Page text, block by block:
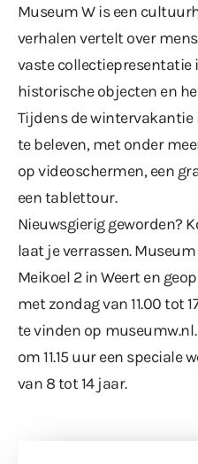
Museum W is een
verhalen vertelt over
vaste collectiepresentatie
historische objecten en
Tijdens de wintervakantie
te beleven, met onder
op videoschermen, een
een tablettour.
Nieuwsgierig geworden?
laat je verrassen.
Meikoel 2 in Weert en
met zondag van 11.00 tot
te vinden op museumw.nl
om 11.15 uur een speciale
van 8 tot 14 jaar.